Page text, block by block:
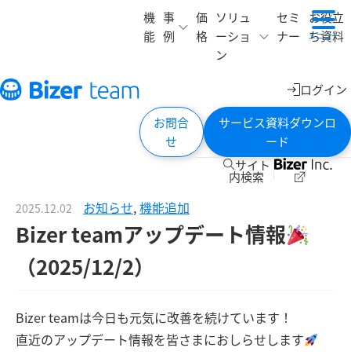
機
能
事
例
価
格
ソリュ
ーショ
ン
セミ
ナー
お役立
ち資料
ログイン
お問合
せ
サービス資料ダウンロ
ード
サイト
内検索
メニュー
2025.12.02 お知らせ,機能追加
Bizer teamアップデート情報
（2025/12/2）
Bizer teamは今日も元気に改善を続けています！
直近のアップデート情報を皆さまにおしらせします